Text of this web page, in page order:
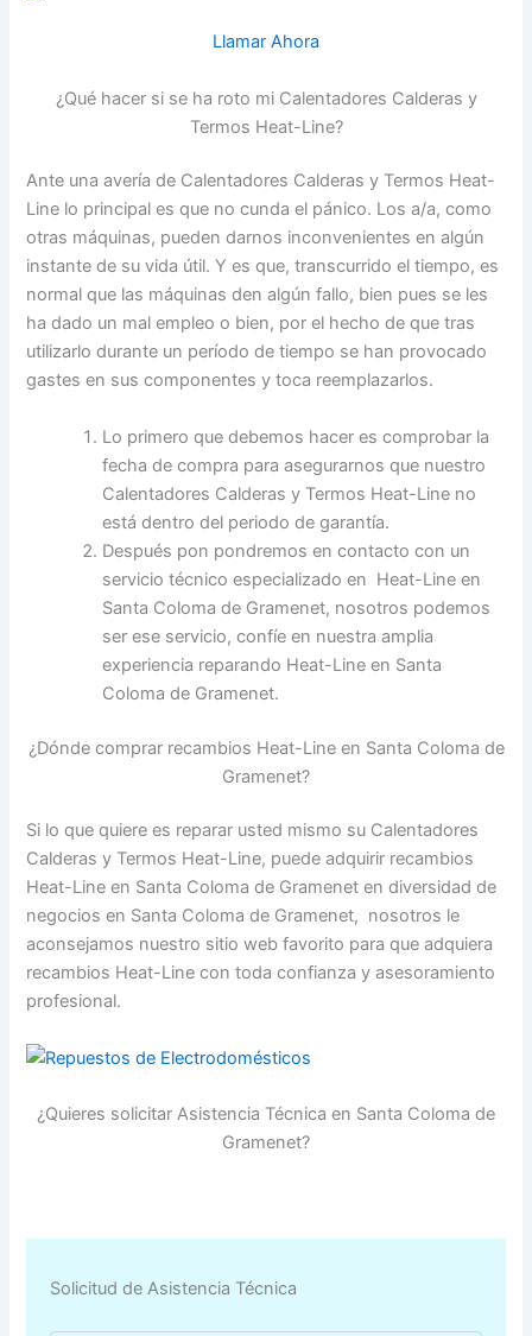
Llamar Ahora
¿Qué hacer si se ha roto mi Calentadores Calderas y
Termos Heat-Line?
Ante una avería de Calentadores Calderas y Termos Heat-
Line lo principal es que no cunda el pánico. Los a/a, como
otras máquinas, pueden darnos inconvenientes en algún
instante de su vida útil. Y es que, transcurrido el tiempo, es
normal que las máquinas den algún fallo, bien pues se les
ha dado un mal empleo o bien, por el hecho de que tras
utilizarlo durante un período de tiempo se han provocado
gastes en sus componentes y toca reemplazarlos.
Lo primero que debemos hacer es comprobar la
fecha de compra para asegurarnos que nuestro
Calentadores Calderas y Termos Heat-Line no
está dentro del periodo de garantía.
Después pon pondremos en contacto con un
servicio técnico especializado en Heat-Line en
Santa Coloma de Gramenet, nosotros podemos
ser ese servicio, confíe en nuestra amplia
experiencia reparando Heat-Line en Santa
Coloma de Gramenet.
¿Dónde comprar recambios Heat-Line en Santa Coloma de
Gramenet?
Si lo que quiere es reparar usted mismo su Calentadores
Calderas y Termos Heat-Line, puede adquirir recambios
Heat-Line en Santa Coloma de Gramenet en diversidad de
negocios en Santa Coloma de Gramenet, nosotros le
aconsejamos nuestro sitio web favorito para que adquiera
recambios Heat-Line con toda confianza y asesoramiento
profesional.
¿Quieres solicitar Asistencia Técnica en Santa Coloma de
Gramenet?
Solicitud de Asistencia Técnica